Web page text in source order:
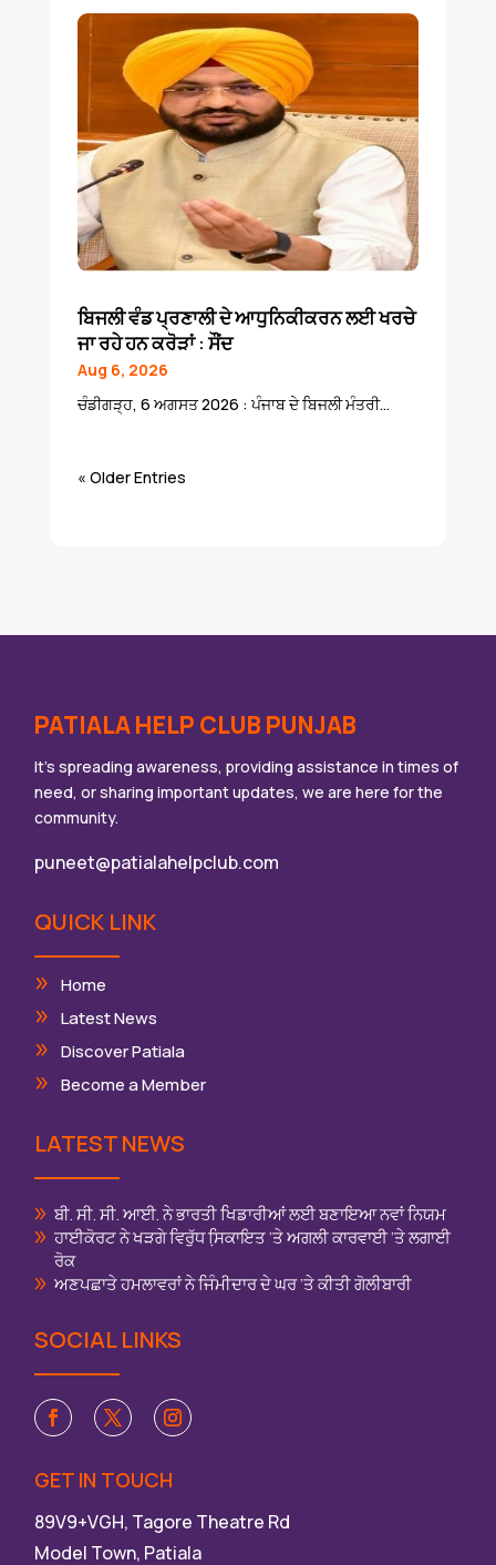
ਬਿਜਲੀ ਵੰਡ ਪ੍ਰਣਾਲੀ ਦੇ ਆਧੁਨਿਕੀਕਰਨ ਲਈ ਖਰਚੇ
ਜਾ ਰਹੇ ਹਨ ਕਰੋੜਾਂ : ਸੌਂਦ
Aug 6, 2026
ਚੰਡੀਗੜ੍ਹ, 6 ਅਗਸਤ 2026 : ਪੰਜਾਬ ਦੇ ਬਿਜਲੀ ਮੰਤਰੀ...
« Older Entries
PATIALA HELP CLUB PUNJAB
It’s spreading awareness, providing assistance in times of
need, or sharing important updates, we are here for the
community.
puneet@patialahelpclub.com
QUICK LINK
Home
Latest News
Discover Patiala
Become a Member
LATEST NEWS
ਬੀ. ਸੀ. ਸੀ. ਆਈ. ਨੇ ਭਾਰਤੀ ਖਿਡਾਰੀਆਂ ਲਈ ਬਣਾਇਆ ਨਵਾਂ ਨਿਯਮ
ਹਾਈਕੋਰਟ ਨੇ ਖੜਗੇ ਵਿਰੁੱਧ ਸਿ਼ਕਾਇਤ ‘ਤੇ ਅਗਲੀ ਕਾਰਵਾਈ ‘ਤੇ ਲਗਾਈ
ਰੋਕ
ਅਣਪਛਾਤੇ ਹਮਲਾਵਰਾਂ ਨੇ ਜਿੰਮੀਦਾਰ ਦੇ ਘਰ ‘ਤੇ ਕੀਤੀ ਗੋਲੀਬਾਰੀ
SOCIAL LINKS
GET IN TOUCH
89V9+VGH, Tagore Theatre Rd
Model Town, Patiala